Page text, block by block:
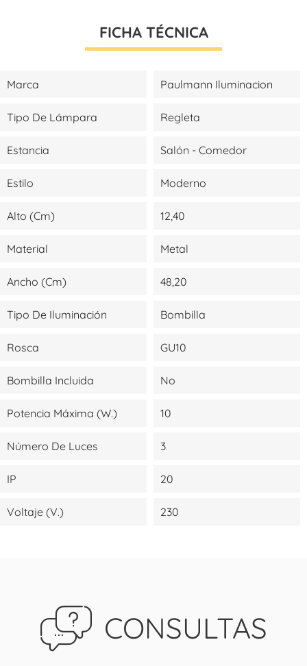
FICHA TÉCNICA
Marca Paulmann Iluminacion
Tipo De Lámpara Regleta
Estancia Salón - Comedor
Estilo Moderno
Alto (cm) 12,40
Material Metal
Ancho (cm) 48,20
Tipo De Iluminación Bombilla
Rosca GU10
Bombilla Incluida No
Potencia Máxima (W.) 10
Número De Luces 3
IP 20
Voltaje (V.) 230
CONSULTAS